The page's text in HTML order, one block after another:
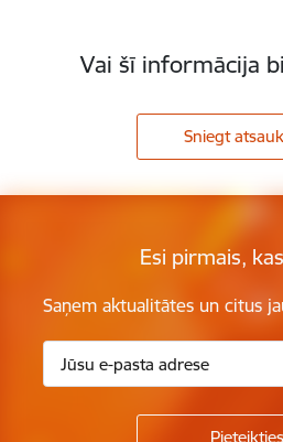
Vai šī informācija
Sniegt
Esi pirmais,
Saņem aktualitātes un citus